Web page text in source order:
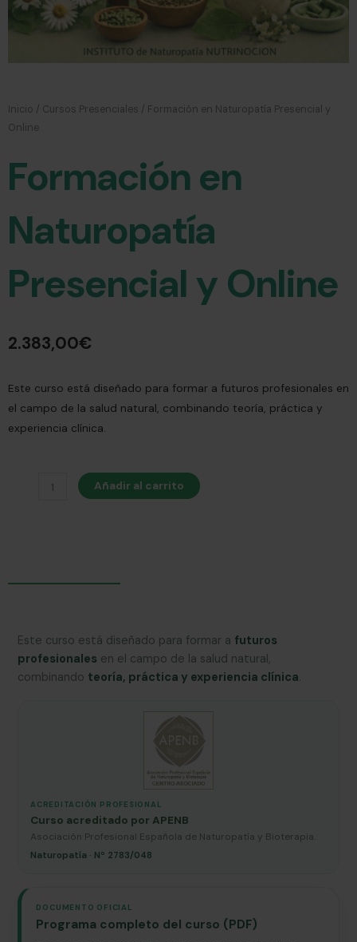
Inicio / Cursos Presenciales / Formación en Naturopatía Presencial y
Online
Formación en
Naturopatía
Presencial y Online
2.383,00€
Este curso está diseñado para formar a futuros profesionales en
el campo de la salud natural, combinando teoría, práctica y
experiencia clínica.
Formación
Online
Añadir al carrito
Este curso está diseñado para formar a futuros
profesionales en el campo de la salud natural,
combinando teoría, práctica y experiencia clínica.
ACREDITACIÓN PROFESIONAL
Curso acreditado por APENB
Asociación Profesional Española de Naturopatía y Bioterapia.
Naturopatía · Nº 2783/048
DOCUMENTO OFICIAL
Programa completo del curso (PDF)